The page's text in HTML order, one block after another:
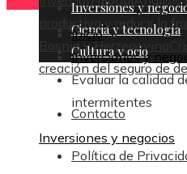
productiva y reducir la
Bosnia y Herzegovina
creación del seguro de
Contacto
Política de
Inversiones y
Ciencia y tecnología
Cultura y ocio
Inicio
Inversiones y
Evaluar la calidad
intermitentes
Inversiones y negocios